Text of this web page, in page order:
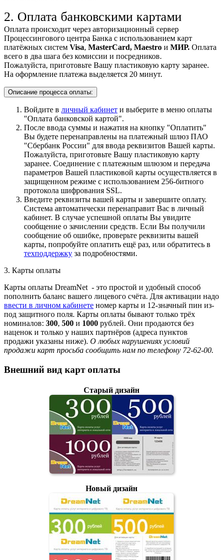
2. Оплата банковскими картами
Оплата происходит через авторизационный сервер
Процессингового центра Банка с использованием карт
платёжных систем Visa, MasterCard, Maestro и МИР. Оплата
всего в два шага без комиссии и посредников.
Пожалуйста, приготовьте Вашу пластиковую карту заранее.
На оформление платежа выделяется 20 минут.
Описание процесса оплаты:
Войдите в личный кабинет и выберите в меню оплаты
"Оплата банковской картой".
После ввода суммы и нажатия на кнопку "Оплатить"
Вы будете перенаправлены на платежный шлюз ПАО
"Сбербанк России" для ввода реквизитов Вашей карты.
Пожалуйста, приготовьте Вашу пластиковую карту
заранее. Соединение с платежным шлюзом и передача
параметров Вашей пластиковой карты осуществляется в
защищенном режиме с использованием 256-битного
протокола шифрования SSL.
Введите реквизиты вашей карты и завершите оплату.
Система автоматически перенаправит Вас в личный
кабинет. В случае успешной оплаты Вы увидите
сообщение о зачислении средств. Если Вы получили
сообщение об ошибке, проверьте реквизиты вашей
карты, попробуйте оплатить ещё раз, или обратитесь в
техподдержку за подробностями.
3. Карты оплаты
Карты оплаты DreamNet - это простой и удобный способ
пополнить баланс вашего лицевого счёта. Для активации надо
ввести в личном кабинете номер карты и 12-значный пин из-
под защитного поля. Карты оплаты бывают только трёх
номиналов: 300, 500 и 1000 рублей. Они продаются без
наценок и только у наших партнёров (адреса пунктов
продажи указаны ниже). О любых нарушениях условий
продажи карт просьба сообщить нам по телефону 72-62-00.
Внешний вид карт оплаты
Старый дизайн
Новый дизайн